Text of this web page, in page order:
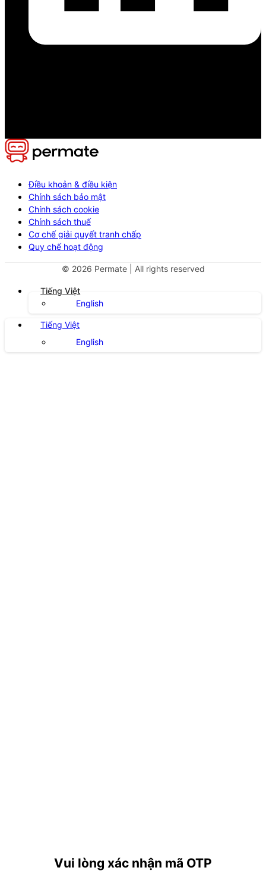
Điều khoản & điều kiện
Chính sách bảo mật
Chính sách cookie
Chính sách thuế
Cơ chế giải quyết tranh chấp
Quy chế hoạt động
© 2026 Permate | All rights reserved
Tiếng Việt
English
Tiếng Việt
English
Vui lòng xác nhận mã OTP